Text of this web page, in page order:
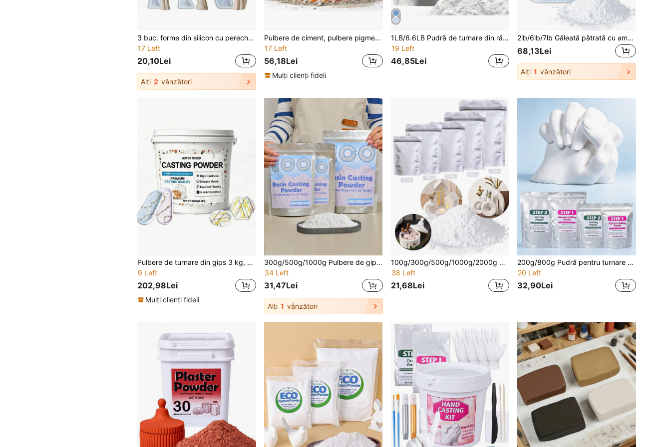
3 buc. forme din silicon cu pereche abstractă, forme pentru lumânări, potrivite pentru fabricarea săpunului, lumânărilor parfumate, obiectelor din ipsos și lut, perfecte pentru Ziua Îndrăgostiților, nuntă, Crăciun, Halloween, decor interior, decor de toamnă pentru casă
17 Left
20,10Lei
Alți 2 vânzători
Pulbere de ciment, pulbere pigment de gips, pulbere de oxid de fier, pulbere pigment pentru beton, colorant pentru chit, vopsea pentru mortar de ciment, mortar de gips, vopsea, 20 culori/16 culori/12 culori
17 Left
56,18Lei
Mulți clienți fideli
1LB/6.6LB Pudră de turnare din rășină, pudră de gips ambalată în găleată, kit de turnare cu pudră de ipsos activată cu apă pentru matrițe din rășină, model DIY, olărită și ceramică, pudră de ipsos pentru artizanat, sculptură, dioramă și decor interior, amestecare ușoară și autonivelare
19 Left
46,85Lei
2lb/6lb/7lb Găleată pătrată cu ambalare și lingură inclusă, 907g/2720g/3175g pudră de gips cu densitate mare din rășină pentru DIY, matrițe de sculptură, fabricarea vazoarelor, material de turnare și producție, pudră de gips în butoi
68,13Lei
Alți 1 vânzători
Pulbere de turnare din gips 3 kg, activată cu apă, cu întărire rapidă, demulcare în 20-30 minute, ușor de amestecat, pentru începători, pentru matrițe din rășină, ownăuri și artă DIY
9 Left
202,98Lei
Mulți clienți fideli
300g/500g/1000g Pulbere de gips de înaltă densitate cu rășină, potrivită pentru matrițe de sculptură DIY, fabricarea vazelor, materiale pentru turnare, pulbere de gips ambalată în găleată
34 Left
31,47Lei
Alți 1 vânzători
100g/300g/500g/1000g/2000g Pulbere de gips de înaltă densitate cu rășină îngroșată, în sac, pentru sculptură DIY, matrițe, fabricarea de vase, material de turnare, pulbere de gips în găleată
38 Left
21,68Lei
200g/800g Pudră pentru turnare 3D a mâinilor, potrivită pentru cupluri și familii, kit DIY cu matriță din ipsos, pentru realizarea de suveniruri, turnări ale mâinilor, cadouri de Ziua Îndrăgostiților, cadouri de Ziua Mamei, cadouri personalizate, decor pentru casă
20 Left
32,90Lei